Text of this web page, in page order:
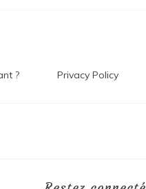
? Privacy Policy